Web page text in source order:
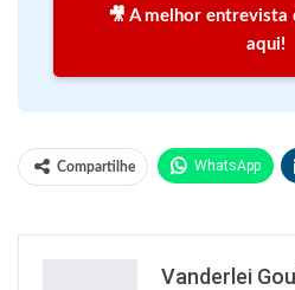
🎥 A melhor entrevista
aqui!
Compartilhe WhatsApp
Vanderlei